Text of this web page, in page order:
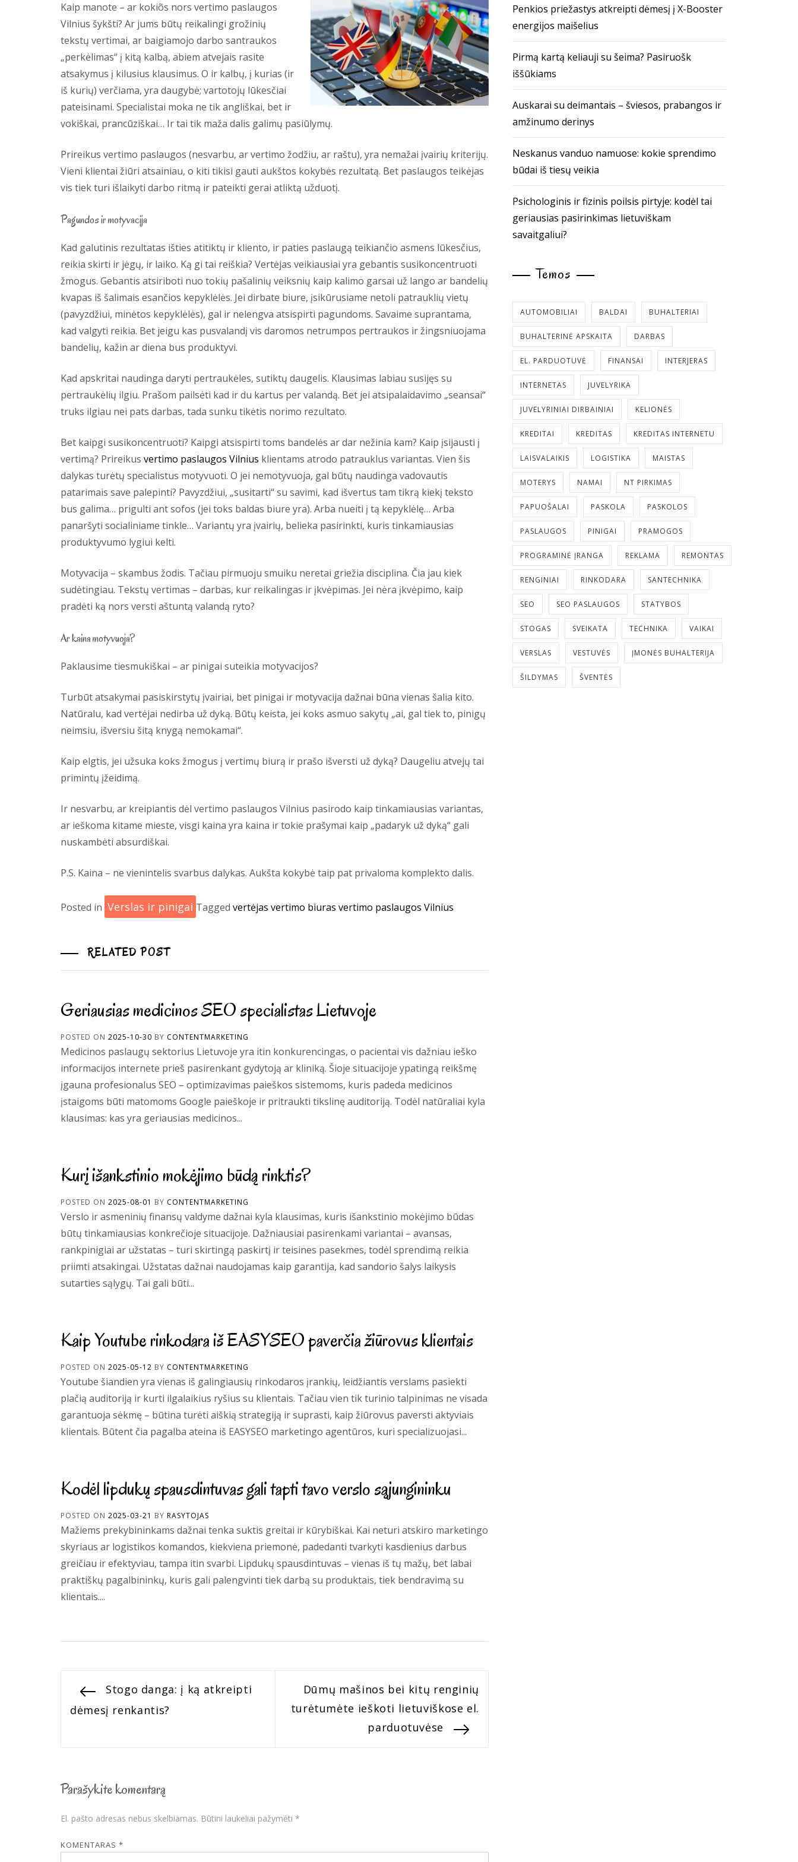
Kaip manote – ar kokiõs nors vertimo paslaugos
Vilnius šykšti? Ar jums būtų reikalingi grožinių
tekstų vertimai, ar baigiamojo darbo santraukos
„perkėlimas“ į kitą kalbą, abiem atvejais rasite
atsakymus į kilusius klausimus. O ir kalbų, į kurias (ir
iš kurių) verčiama, yra daugybė; vartotojų lūkesčiai
pateisinami. Specialistai moka ne tik angliškai, bet ir
vokiškai, prancūziškai… Ir tai tik maža dalis galimų pasiūlymų.
Prireikus vertimo paslaugos (nesvarbu, ar vertimo žodžiu, ar raštu), yra nemažai įvairių kriterijų.
Vieni klientai žiūri atsainiau, o kiti tikisi gauti aukštos kokybės rezultatą. Bet paslaugos teikėjas
vis tiek turi išlaikyti darbo ritmą ir pateikti gerai atliktą užduotį.
Pagundos ir motyvacija
Kad galutinis rezultatas išties atitiktų ir kliento, ir paties paslaugą teikiančio asmens lūkesčius,
reikia skirti ir jėgų, ir laiko. Ką gi tai reiškia? Vertėjas veikiausiai yra gebantis susikoncentruoti
žmogus. Gebantis atsiriboti nuo tokių pašalinių veiksnių kaip kalimo garsai už lango ar bandelių
kvapas iš šalimais esančios kepyklėlės. Jei dirbate biure, įsikūrusiame netoli patrauklių vietų
(pavyzdžiui, minėtos kepyklėlės), gal ir nelengva atsispirti pagundoms. Savaime suprantama,
kad valgyti reikia. Bet jeigu kas pusvalandį vis daromos netrumpos pertraukos ir žingsniuojama
bandelių, kažin ar diena bus produktyvi.
Kad apskritai naudinga daryti pertraukėles, sutiktų daugelis. Klausimas labiau susijęs su
pertraukėlių ilgiu. Prašom pailsėti kad ir du kartus per valandą. Bet jei atsipalaidavimo „seansai“
truks ilgiau nei pats darbas, tada sunku tikėtis norimo rezultato.
Bet kaipgi susikoncentruoti? Kaipgi atsispirti toms bandelės ar dar nežinia kam? Kaip įsijausti į
vertimą? Prireikus vertimo paslaugos Vilnius klientams atrodo patrauklus variantas. Vien šis
dalykas turėtų specialistus motyvuoti. O jei nemotyvuoja, gal būtų naudinga vadovautis
patarimais save palepinti? Pavyzdžiui, „susitarti“ su savimi, kad išvertus tam tikrą kiekį teksto
bus galima… prigulti ant sofos (jei toks baldas biure yra). Arba nueiti į tą kepyklėlę… Arba
panaršyti socialiniame tinkle… Variantų yra įvairių, belieka pasirinkti, kuris tinkamiausias
produktyvumo lygiui kelti.
Motyvacija – skambus žodis. Tačiau pirmuoju smuiku neretai griežia disciplina. Čia jau kiek
sudėtingiau. Tekstų vertimas – darbas, kur reikalingas ir įkvėpimas. Jei nėra įkvėpimo, kaip
pradėti ką nors versti aštuntą valandą ryto?
Ar kaina motyvuoja?
Paklausime tiesmukiškai – ar pinigai suteikia motyvacijos?
Turbūt atsakymai pasiskirstytų įvairiai, bet pinigai ir motyvacija dažnai būna vienas šalia kito.
Natūralu, kad vertėjai nedirba už dyką. Būtų keista, jei koks asmuo sakytų „ai, gal tiek to, pinigų
neimsiu, išversiu šitą knygą nemokamai“.
Kaip elgtis, jei užsuka koks žmogus į vertimų biurą ir prašo išversti už dyką? Daugeliu atvejų tai
primintų įžeidimą.
Ir nesvarbu, ar kreipiantis dėl vertimo paslaugos Vilnius pasirodo kaip tinkamiausias variantas,
ar ieškoma kitame mieste, visgi kaina yra kaina ir tokie prašymai kaip „padaryk už dyką“ gali
nuskambėti absurdiškai.
P.S. Kaina – ne vienintelis svarbus dalykas. Aukšta kokybė taip pat privaloma komplekto dalis.
Posted in Verslas ir pinigai Tagged vertėjas vertimo biuras vertimo paslaugos Vilnius
RELATED POST
Geriausias medicinos SEO specialistas Lietuvoje
POSTED ON 2025-10-30 BY CONTENTMARKETING
Medicinos paslaugų sektorius Lietuvoje yra itin konkurencingas, o pacientai vis dažniau ieško
informacijos internete prieš pasirenkant gydytoją ar kliniką. Šioje situacijoje ypatingą reikšmę
įgauna profesionalus SEO – optimizavimas paieškos sistemoms, kuris padeda medicinos
įstaigoms būti matomoms Google paieškoje ir pritraukti tikslinę auditoriją. Todėl natūraliai kyla
klausimas: kas yra geriausias medicinos...
Kurį išankstinio mokėjimo būdą rinktis?
POSTED ON 2025-08-01 BY CONTENTMARKETING
Verslo ir asmeninių finansų valdyme dažnai kyla klausimas, kuris išankstinio mokėjimo būdas
būtų tinkamiausias konkrečioje situacijoje. Dažniausiai pasirenkami variantai – avansas,
rankpinigiai ar užstatas – turi skirtingą paskirtį ir teisines pasekmes, todėl sprendimą reikia
priimti atsakingai. Užstatas dažnai naudojamas kaip garantija, kad sandorio šalys laikysis
sutarties sąlygų. Tai gali būti...
Kaip Youtube rinkodara iš EASYSEO paverčia žiūrovus klientais
POSTED ON 2025-05-12 BY CONTENTMARKETING
Youtube šiandien yra vienas iš galingiausių rinkodaros įrankių, leidžiantis verslams pasiekti
plačią auditoriją ir kurti ilgalaikius ryšius su klientais. Tačiau vien tik turinio talpinimas ne visada
garantuoja sėkmę – būtina turėti aiškią strategiją ir suprasti, kaip žiūrovus paversti aktyviais
klientais. Būtent čia pagalba ateina iš EASYSEO marketingo agentūros, kuri specializuojasi...
Kodėl lipdukų spausdintuvas gali tapti tavo verslo sąjungininku
POSTED ON 2025-03-21 BY RASYTOJAS
Mažiems prekybininkams dažnai tenka suktis greitai ir kūrybiškai. Kai neturi atskiro marketingo
skyriaus ar logistikos komandos, kiekviena priemonė, padedanti tvarkyti kasdienius darbus
greičiau ir efektyviau, tampa itin svarbi. Lipdukų spausdintuvas – vienas iš tų mažų, bet labai
praktiškų pagalbininkų, kuris gali palengvinti tiek darbą su produktais, tiek bendravimą su
klientais....
Navigacija
tarp
Previous
post:
Stogo danga: į ką atkreipti
dėmesį renkantis?
Next
post:
Dūmų mašinos bei kitų renginių
turėtumėte ieškoti lietuviškose el.
parduotuvėse
Parašykite komentarą
El. pašto adresas nebus skelbiamas. Būtini laukeliai pažymėti *
KOMENTARAS *
Penkios priežastys atkreipti dėmesį į X-Booster
energijos maišelius
Pirmą kartą keliauji su šeima? Pasiruošk
iššūkiams
Auskarai su deimantais – šviesos, prabangos ir
amžinumo derinys
Neskanus vanduo namuose: kokie sprendimo
būdai iš tiesų veikia
Psichologinis ir fizinis poilsis pirtyje: kodėl tai
geriausias pasirinkimas lietuviškam
savaitgaliui?
Temos
AUTOMOBILIAI BALDAI BUHALTERIAI
BUHALTERINĖ APSKAITA DARBAS
EL. PARDUOTUVĖ FINANSAI INTERJERAS
INTERNETAS JUVELYRIKA
JUVELYRINIAI DIRBAINIAI KELIONĖS
KREDITAI KREDITAS KREDITAS INTERNETU
LAISVALAIKIS LOGISTIKA MAISTAS
MOTERYS NAMAI NT PIRKIMAS
PAPUOŠALAI PASKOLA PASKOLOS
PASLAUGOS PINIGAI PRAMOGOS
PROGRAMINĖ ĮRANGA REKLAMA REMONTAS
RENGINIAI RINKODARA SANTECHNIKA
SEO SEO PASLAUGOS STATYBOS
STOGAS SVEIKATA TECHNIKA VAIKAI
VERSLAS VESTUVĖS ĮMONĖS BUHALTERIJA
ŠILDYMAS ŠVENTĖS